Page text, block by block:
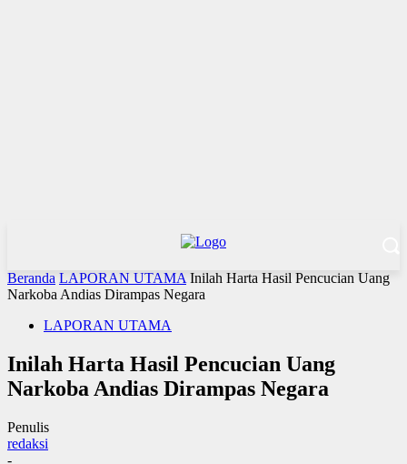
Beranda LAPORAN UTAMA Inilah Harta Hasil Pencucian Uang
Narkoba Andias Dirampas Negara
LAPORAN UTAMA
Inilah Harta Hasil Pencucian Uang
Narkoba Andias Dirampas Negara
Penulis
redaksi
-